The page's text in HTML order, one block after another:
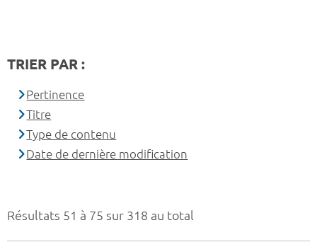
Résultats 51 à 75 sur 318 au total
TRIER PAR :
Pertinence
Titre
Type de contenu
Date de dernière modification